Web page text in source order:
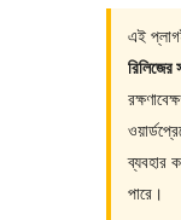
এই
রিলিজের
ব্যবহার
পারে।